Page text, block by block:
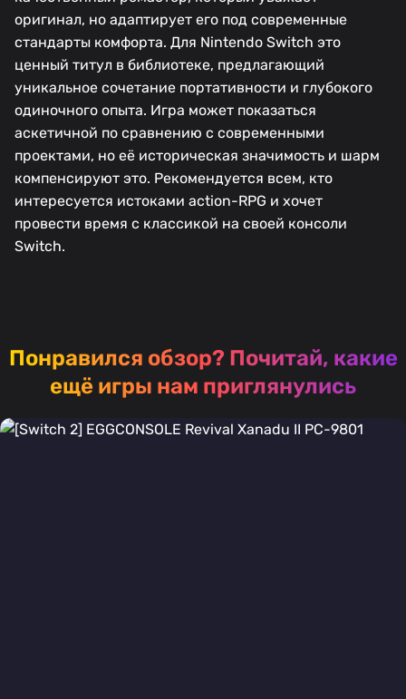
оригинал, но адаптирует его под современные
стандарты комфорта. Для Nintendo Switch это
ценный титул в библиотеке, предлагающий
уникальное сочетание портативности и глубокого
одиночного опыта. Игра может показаться
аскетичной по сравнению с современными
проектами, но её историческая значимость и шарм
компенсируют это. Рекомендуется всем, кто
интересуется истоками action-RPG и хочет
провести время с классикой на своей консоли
Switch.
Понравился обзор? Почитай, какие
ещё игры нам приглянулись